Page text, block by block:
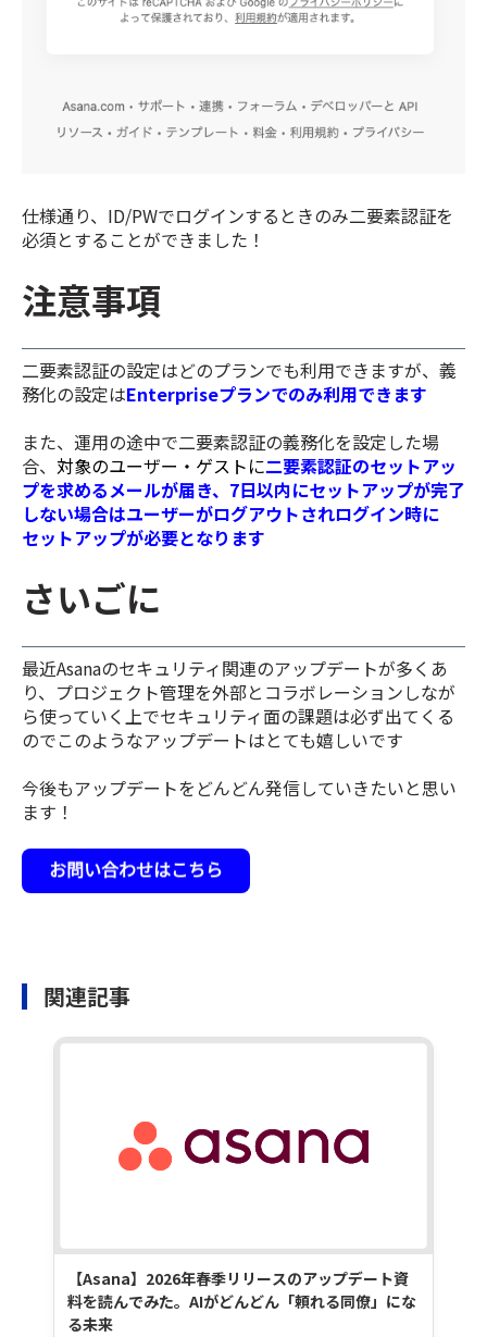
仕様通り、ID/PWでログインするときのみ二要素認証を
必須とすることができました！
注意事項
二要素認証の設定はどのプランでも利用できますが、義
務化の設定はEnterpriseプランでのみ利用できます
また、運用の途中で二要素認証の義務化を設定した場
合、 対象のユーザー・ゲストに二要素認証のセットアッ
プを求めるメールが届き、7日以内にセットアップが完了
しない場合はユーザーがログアウトされログイン時に
セットアップが必要となります
さいごに
最近Asanaのセキュリティ関連のアップデートが多くあ
り、プロジェクト管理を外部とコラボレーションしなが
ら使っていく上でセキュリティ面の課題は必ず出てくる
のでこのようなアップデートはとても嬉しいです
今後もアップデートをどんどん発信していきたいと思い
ます！
関連記事
【Asana】2026年春季リリースのアップデート資
料を読んでみた。AIがどんどん「頼れる同僚」にな
る未来